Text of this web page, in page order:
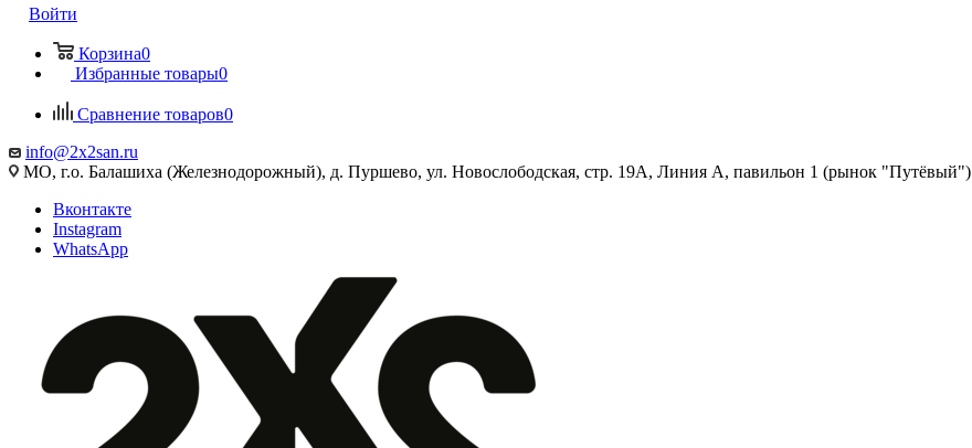
Войти
Корзина0
Избранные товары0
Сравнение товаров0
info@2x2san.ru
МО, г.о. Балашиха (Железнодорожный), д. Пуршево, ул. Новослободская, стр. 19А, Линия А, павильон 1 (рынок "Путёвый")
Вконтакте
Instagram
WhatsApp